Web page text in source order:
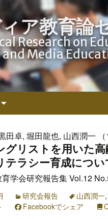
ア教育論
Research on
Media
ン
ツ
へ
ス
キ
田卓, 堀田龍也, 山西潤一 （
グリストを用いた高
テラシー育成につい
学会研究報告集 Vol.12
研究会報告 山西潤一,
Facebookでシェア